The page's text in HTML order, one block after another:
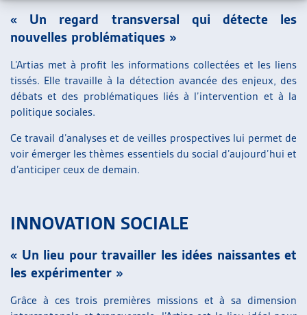
« Un regard transversal qui détecte les
nouvelles problématiques »
L’Artias met à profit les informations collectées et les liens
tissés. Elle travaille à la détection avancée des enjeux, des
débats et des problématiques liés à l’intervention et à la
politique sociales.
Ce travail d’analyses et de veilles prospectives lui permet de
voir émerger les thèmes essentiels du social d’aujourd’hui et
d’anticiper ceux de demain.
INNOVATION SOCIALE
« Un lieu pour travailler les idées naissantes et
les expérimenter »
Grâce à ces trois premières missions et à sa dimension